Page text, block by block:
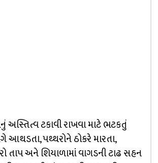
અસ્તિત્વ ટકાવી રાખવા માટે ભટકતું
આથડતા, પથ્થરોને ઠોકરે મારતા,
તાપ અને શિયાળામાં વાગડની ટાઢ સહન